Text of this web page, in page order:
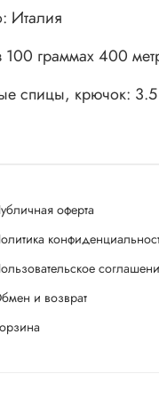
Италия
граммах 400
спицы, крючок:
оферта
и возврат